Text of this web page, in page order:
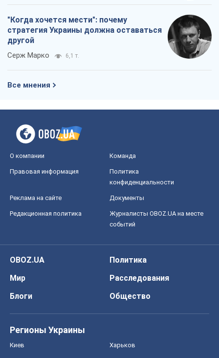
"Когда хочется мести": почему
стратегия Украины должна оставаться
другой
Серж Марко 6,1 т.
Все мнения
О компании Команда
Правовая информация
Политика
конфиденциальности
Реклама на сайте Документы
Редакционная политика
Журналисты OBOZ.UA на месте
событий
OBOZ.UA
Политика
Мир
Расследования
Блоги
Общество
Регионы Украины
Киев Харьков